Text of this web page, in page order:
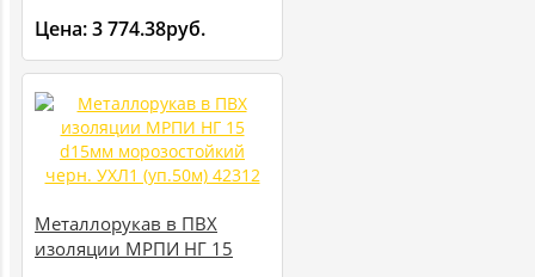
42234
Цена:3 774.38руб.
Металлорукав в ПВХ
изоляции МРПИ НГ 15